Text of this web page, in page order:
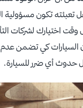
تعبئته تكون مسؤولية
اختيارك لشركات
السيارات كي تضمن
حدوث أي ضرر للسيارة.